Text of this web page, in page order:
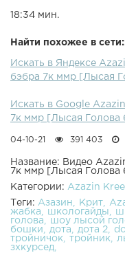
18:34 мин.
Найти похожее в
Искать в Яндексе
бэбра 7к ммр [Лысая
Искать в Google
7к ммр [Лысая Голова
04-10-21 391 403
Название: Видео
7к ммр [Лысая Голова
Категории: Azazin
Теги: Азазин Крит
жабка
школогайды
голова
шоу лысой
бошки
дота дота 2
тройничок
тройник
зхкурсед